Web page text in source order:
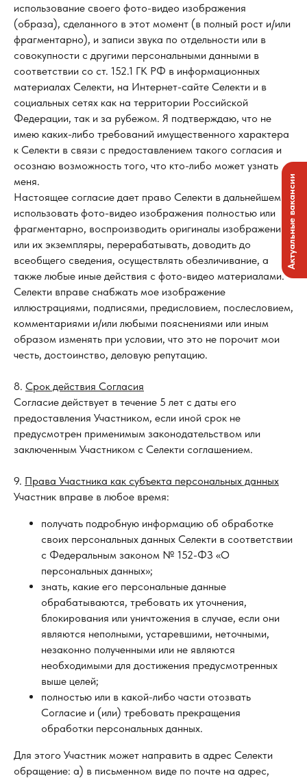
Актуальные вакансии
использование своего фото-видео изображения
(образа), сделанного в этот момент (в полный рост и/или
фрагментарно), и записи звука по отдельности или в
совокупности с другими персональными данными в
соответствии со ст. 152.1 ГК РФ в информационных
материалах Селекти, на Интернет-сайте Селекти и в
социальных сетях как на территории Российской
Федерации, так и за рубежом. Я подтверждаю, что не
имею каких-либо требований имущественного характера
к Селекти в связи с предоставлением такого согласия и
осознаю возможность того, что кто-либо может узнать
меня.
Настоящее согласие дает право Селекти в дальнейшем
использовать фото-видео изображения полностью или
фрагментарно, воспроизводить оригиналы изображений
или их экземпляры, перерабатывать, доводить до
всеобщего сведения, осуществлять обезличивание, а
также любые иные действия с фото-видео материалами.
Селекти вправе снабжать мое изображение
иллюстрациями, подписями, предисловием, послесловием,
комментариями и/или любыми пояснениями или иным
образом изменять при условии, что это не порочит мои
честь, достоинство, деловую репутацию.
8. Срок действия Согласия
Согласие действует в течение 5 лет с даты его
предоставления Участником, если иной срок не
предусмотрен применимым законодательством или
заключенным Участником с Селекти соглашением.
9. Права Участника как субъекта персональных данных
Участник вправе в любое время:
получать подробную информацию об обработке
своих персональных данных Селекти в соответствии
с Федеральным законом № 152-ФЗ «О
персональных данных»;
знать, какие его персональные данные
обрабатываются, требовать их уточнения,
блокирования или уничтожения в случае, если они
являются неполными, устаревшими, неточными,
незаконно полученными или не являются
необходимыми для достижения предусмотренных
выше целей;
полностью или в какой-либо части отозвать
Согласие и (или) требовать прекращения
обработки персональных данных.
Для этого Участник может направить в адрес Селекти
обращение: а) в письменном виде по почте на адрес,